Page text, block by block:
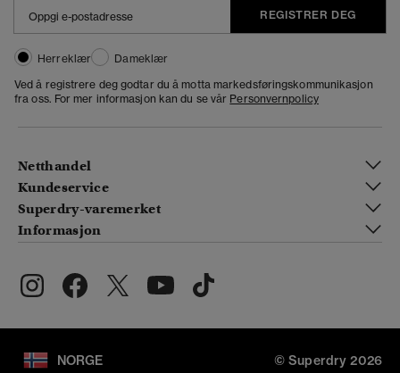
REGISTRER DEG
Herreklær
Dameklær
Ved å registrere deg godtar du å motta markedsføringskommunikasjon
fra oss. For mer informasjon kan du se vår Personvernpolicy
Netthandel
Kundeservice
Superdry-varemerket
Informasjon
NORGE © Superdry 2026